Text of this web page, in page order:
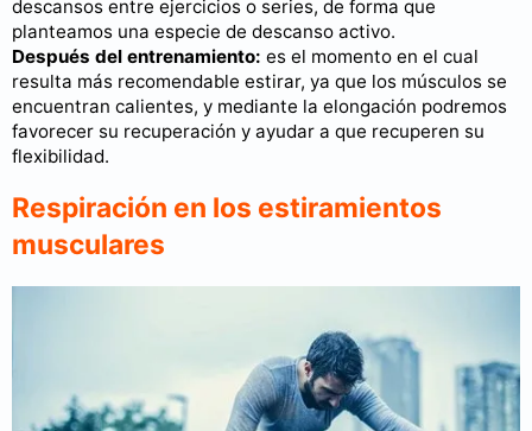
descansos entre ejercicios o series, de forma que
planteamos una especie de descanso activo.
Después del entrenamiento: es el momento en el cual
resulta más recomendable estirar, ya que los músculos se
encuentran calientes, y mediante la elongación podremos
favorecer su recuperación y ayudar a que recuperen su
flexibilidad.
Respiración en los estiramientos
musculares